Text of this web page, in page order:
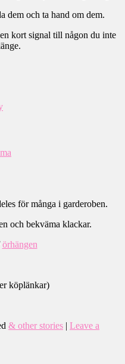
dem och ta hand om dem.
kort signal till någon du inte
för många i garderoben.
och bekväma klackar.
örhängen
köplänkar)
& other stories | Leave a